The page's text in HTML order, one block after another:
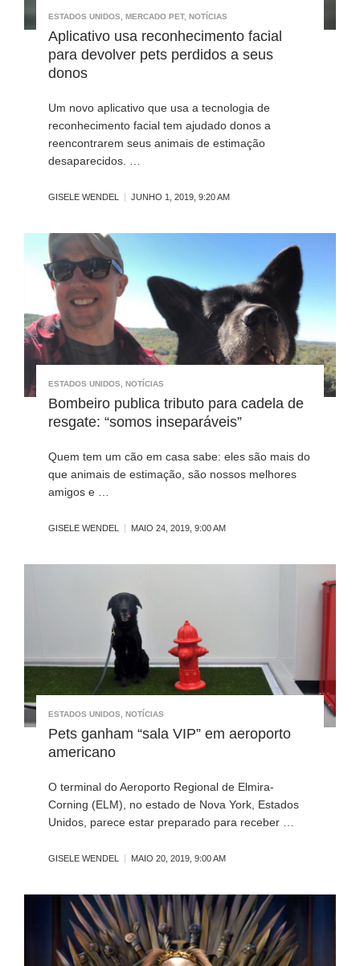
ESTADOS UNIDOS, MERCADO PET, NOTÍCIAS
Aplicativo usa reconhecimento facial
para devolver pets perdidos a seus
donos
Um novo aplicativo que usa a tecnologia de
reconhecimento facial tem ajudado donos a
reencontrarem seus animais de estimação
desaparecidos. …
GISELE WENDEL JUNHO 1, 2019, 9:20 AM
ESTADOS UNIDOS NOTÍCIAS
Bombeiro publica tributo para cadela de
resgate: “somos inseparáveis”
Quem tem um cão em casa sabe: eles são mais do
que animais de estimação, são nossos melhores
amigos e …
GISELE WENDEL MAIO 24, 2019, 9:00 AM
ESTADOS UNIDOS NOTÍCIAS
Pets ganham “sala VIP” em aeroporto
americano
O terminal do Aeroporto Regional de Elmira-
Corning (ELM), no estado de Nova York, Estados
Unidos, parece estar preparado para receber …
GISELE WENDEL MAIO 20, 2019, 9:00 AM